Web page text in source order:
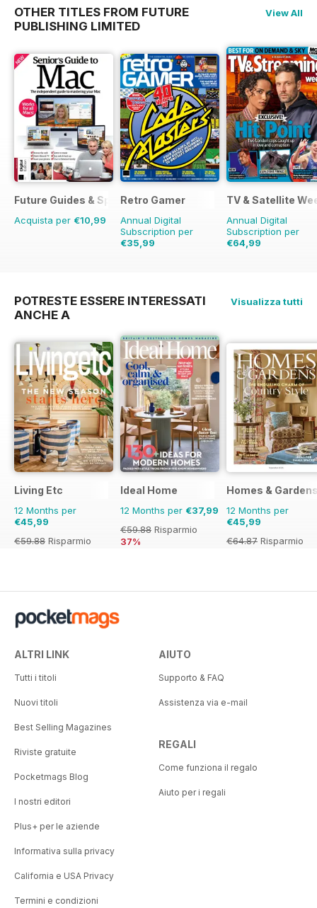
OTHER TITLES FROM FUTURE
PUBLISHING LIMITED
View All
Future Guides & Specials
Acquista per €10,99
Retro Gamer
Annual Digital
Subscription per
€35,99
TV & Satellite
Annual Digital
Subscription per
€64,99
POTRESTE ESSERE INTERESSATI
ANCHE A
Visualizza tutti
Living Etc
12 Months per
€45,99
€59.88 Risparmio
Ideal Home
12 Months per €37,99
€59.88 Risparmio
37%
Homes &
12 Months per
€45,99
€64.87 Risparmio
ALTRI LINK
Tutti i titoli
Nuovi titoli
Best Selling Magazines
Riviste gratuite
Pocketmags Blog
I nostri editori
Plus+ per le aziende
Informativa sulla privacy
California e USA Privacy
Termini e condizioni
AIUTO
Supporto & FAQ
Assistenza via e-mail
REGALI
Come funziona il regalo
Aiuto per i regali